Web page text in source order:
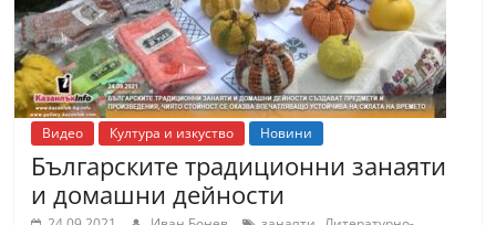
а
г
о
р
а
–
k
Видео Култура и изкуство Новини
Българските традиционни занаяти
и домашни дейности